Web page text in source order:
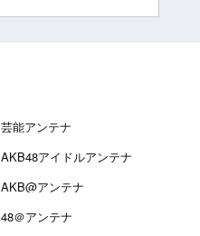
芸能アンテナ
AKB48アイドルアンテナ
AKB@アンテナ
48＠アンテナ